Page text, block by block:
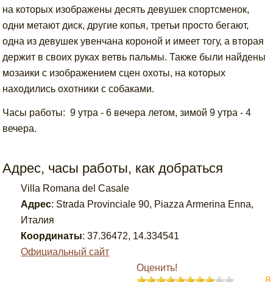
на которых изображены десять девушек спортсменок,
одни метают диск, другие копья, третьи просто бегают,
одна из девушек увенчана короной и имеет тогу, а вторая
держит в своих руках ветвь пальмы. Также были найдены
мозаики с изображением сцен охоты, на которых
находились охотники с собаками.
Часы работы: 9 утра - 6 вечера летом, зимой 9 утра - 4
вечера.
Адрес, часы работы, как добраться
Villa Romana del Casale
Адрес: Strada Provinciale 90, Piazza Armerina Enna,
Италия
Координаты: 37.36472, 14.334541
Официальный сайт
Оценить!